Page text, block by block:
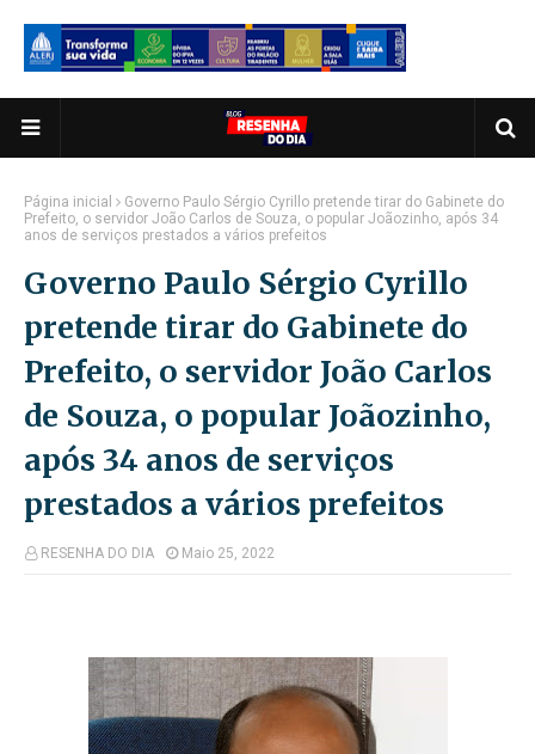
Página inicial
Governo Paulo Sérgio Cyrillo pretende tirar do Gabinete do
Prefeito, o servidor João Carlos de Souza, o popular Joãozinho, após 34
anos de serviços prestados a vários prefeitos
Governo Paulo Sérgio Cyrillo
pretende tirar do Gabinete do
Prefeito, o servidor João Carlos
de Souza, o popular Joãozinho,
após 34 anos de serviços
prestados a vários prefeitos
RESENHA DO DIA Maio 25, 2022